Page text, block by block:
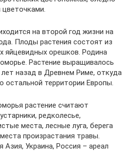
на второй год жизни на
Плоды растения состоят из
яйцевидных орешков. Родина
Растение выращивалось
назад в Древнем Риме, откуда
остальной территории Европы.
растение считают
редколесье,
места, лесные луга, берега
произрастания травы.
Украина, Россия – ареал